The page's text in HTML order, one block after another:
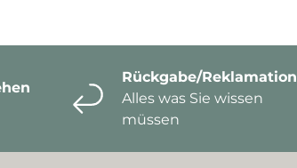
Rückgabe/Reklamation
Alles was Sie wissen
müssen